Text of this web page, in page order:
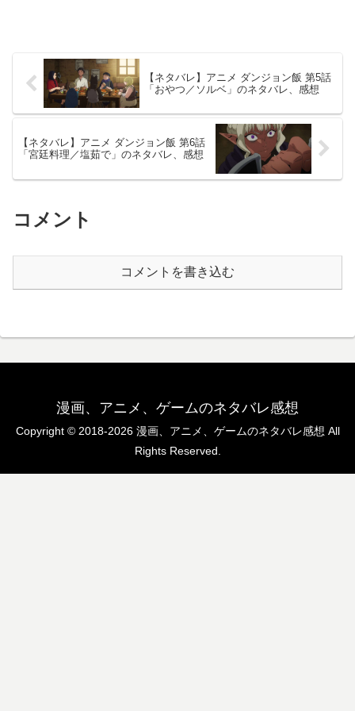
【ネタバレ】アニメ ダンジョン飯 第5話
「おやつ／ソルベ」のネタバレ、感想
【ネタバレ】アニメ ダンジョン飯 第6話
「宮廷料理／塩茹で」のネタバレ、感想
コメント
コメントを書き込む
漫画、アニメ、ゲームのネタバレ感想
Copyright © 2018-2026 漫画、アニメ、ゲームのネタバレ感想 All
Rights Reserved.